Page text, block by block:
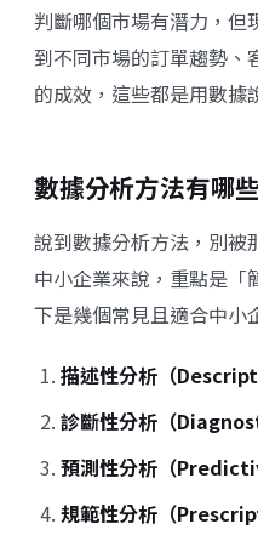
判斷哪個市場有潛力，但
到不同市場的訂單趨勢、
的成效，這些都是用數據
數據分析方法有哪
說到數據分析方法，別被
中小企業來說，重點是「
下是幾個常見且適合中小
描述性分析（
診斷性分析（
預測性分析（
規範性分析（